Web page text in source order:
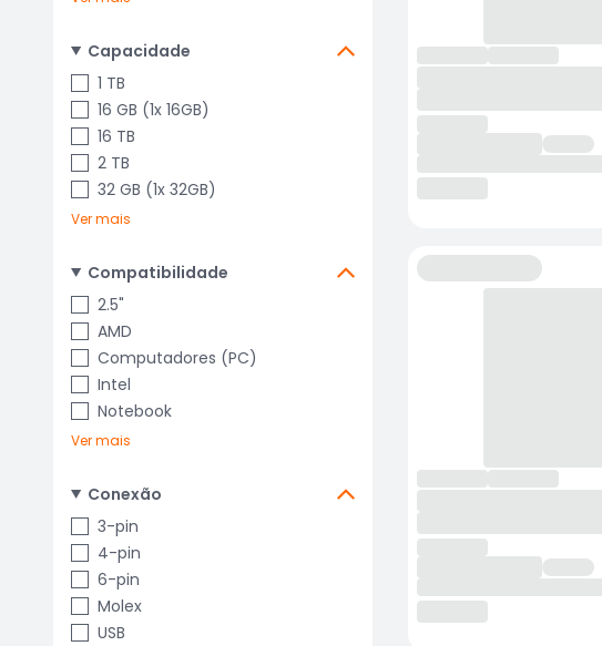
Capacidade
1 TB
16 GB (1x 16GB)
16 TB
2 TB
32 GB (1x 32GB)
Ver mais
Compatibilidade
2.5"
AMD
Computadores (PC)
Intel
Notebook
Ver mais
Conexão
3-pin
4-pin
6-pin
Molex
USB